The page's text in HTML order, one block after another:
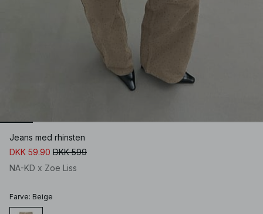
Jeans med rhinsten
DKK 59.90 DKK 599
NA-KD x Zoe Liss
Farve: Beige